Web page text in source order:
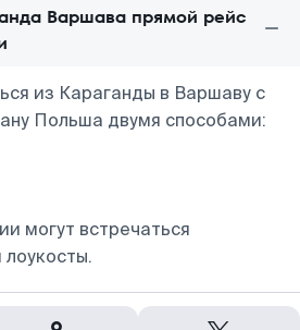
Варшава прямой рейс
из Караганды в Варшаву с
Польша двумя способами:
могут встречаться